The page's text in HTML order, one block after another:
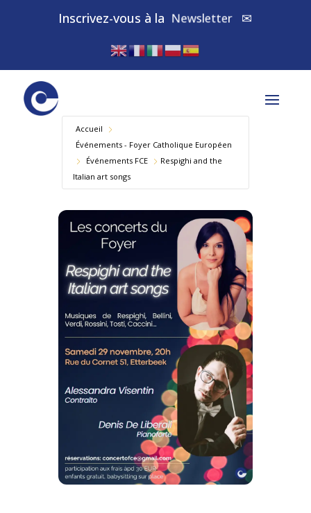
Inscrivez-vous à la Newsletter ✉
Accueil
Événements - Foyer Catholique Européen
Év​énements FCE
Respighi and the
Italian art songs